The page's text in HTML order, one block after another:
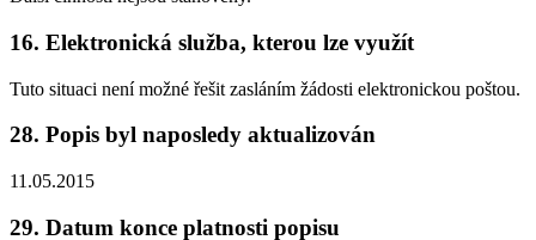
16. Elektronická služba, kterou lze využít
Tuto situaci není možné řešit zasláním žádosti elektronickou poštou.
28. Popis byl naposledy aktualizován
11.05.2015
29. Datum konce platnosti popisu